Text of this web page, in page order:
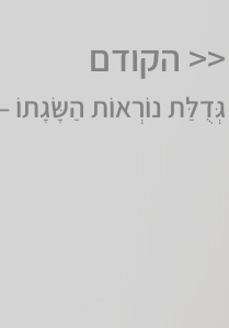
<< הקודם
גְּדֻלַּת נוֹרְאוֹת הַשָּׂגָתוֹ